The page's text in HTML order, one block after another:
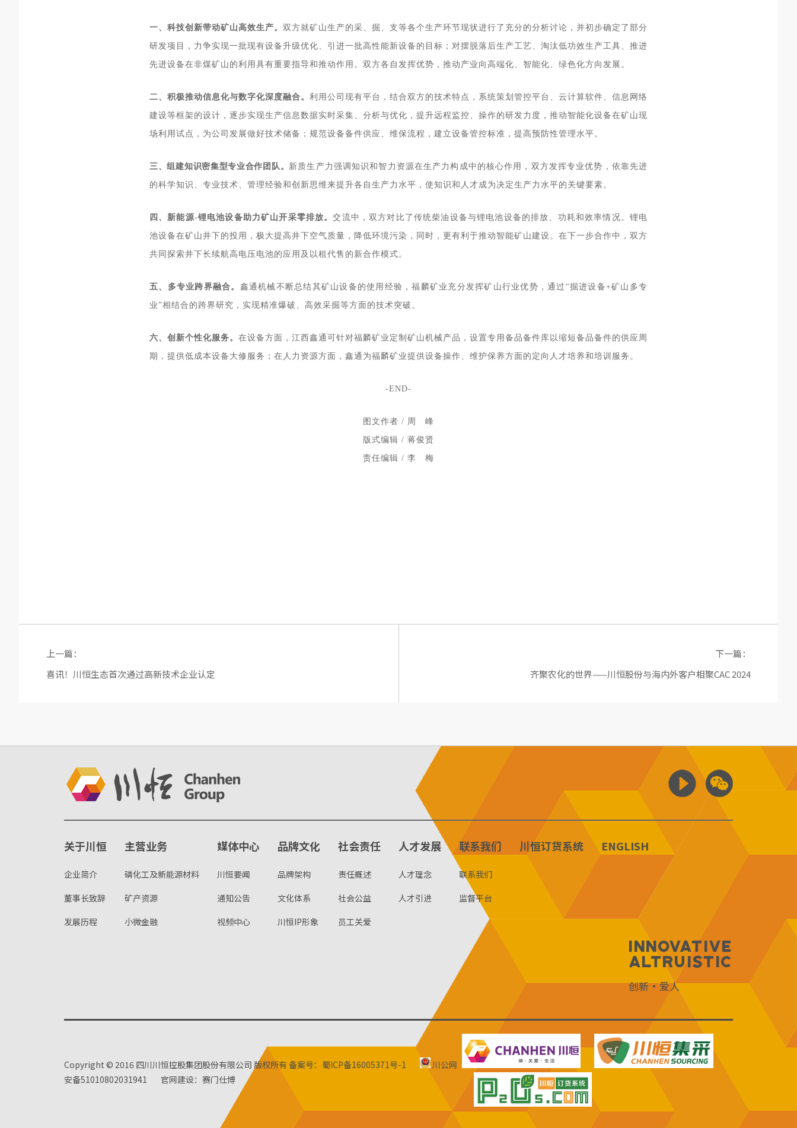
一、科技创新带动矿山高效生产。 双方就矿山生产的采、掘、支等各个生产环节现状进行了充分的分析讨论，并初步确定了部分
研发项目，力争实现一批现有设备升级优化、引进一批高性能新设备的目标；对摆脱落后生产工艺、淘汰低功效生产工具、推进
先进设备在非煤矿山的利用具有重要指导和推动作用。双方各自发挥优势，推动产业向高端化、智能化、绿色化方向发展。
二、积极推动信息化与数字化深度融合。 利用公司现有平台，结合双方的技术特点，系统策划管控平台、云计算软件、信息网络
建设等框架的设计，逐步实现生产信息数据实时采集、分析与优化，提升远程监控、操作的研发力度，推动智能化设备在矿山现
场利用试点，为公司发展做好技术储备；规范设备备件供应、维保流程，建立设备管控标准，提高预防性管理水平。
三、组建知识密集型专业合作团队。 新质生产力强调知识和智力资源在生产力构成中的核心作用，双方发挥专业优势，依靠先进
的科学知识、专业技术、管理经验和创新思维来提升各自生产力水平，使知识和人才成为决定生产力水平的关键要素。
四、新能源-锂电池设备助力矿山开采零排放。交流中 ，双方对比了传统柴油设备与锂电池设备的排放、功耗和效率情况。锂电
池设备在矿山井下的投用，极大提高井下空气质量，降低环境污染，同时，更有利于推动智能矿山建设。在下一步合作中，双方
共同探索井下长续航高电压电池的应用及以租代售的新合作模式。
五、多专业跨界融合。 鑫通机械不断总结其矿山设备的使用经验，福麟矿业充分发挥矿山行业优势，通过“掘进设备+矿山多专
业”相结合的跨界研究，实现精准爆破、高效采掘等方面的技术突破。
六、创新个性化服务。 在设备方面，江西鑫通可针对福麟矿业定制矿山机械产品，设置专用备品备件库以缩短备品备件的供应周
期，提供低成本设备大修服务；在人力资源方面，鑫通为福麟矿业提供设备操作、维护保养方面的定向人才培养和培训服务。
-END-
图文作者 / 周 峰
版式编辑 / 蒋俊贤
责任编辑 / 李 梅
上一篇：
喜讯！川恒生态首次通过高新技术企业认定
下一篇：
齐聚农化的世界——川恒股份与海内外客户相聚CAC 2024
关于川恒
企业简介
董事长致辞
发展历程
主营业务
磷化工及新能源材料
矿产资源
小微金融
媒体中心
川恒要闻
通知公告
视频中心
品牌文化
品牌架构
文化体系
川恒IP形象
社会责任
责任概述
社会公益
员工关爱
人才发展
人才理念
人才引进
联系我们
联系我们
监督平台
川恒订货系统 ENGLISH
Innovative
Altruistic
创新·爱人
Copyright © 2016 四川川恒控股集团股份有限公司 版权所有 备案号：蜀ICP备16005371号-1
川公网
安备51010802031941
官网建设：赛门仕博